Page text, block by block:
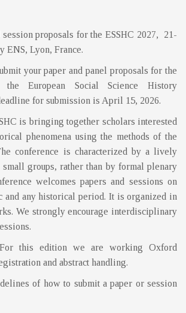
proposals for the ESSHC 2027, 21-
ENS, Lyon, France.
your paper and panel proposals for the
European Social Science History
for submission is April 15, 2026.
is bringing together scholars interested
phenomena using the methods of the
conference is characterized by a lively
small groups, rather than by formal plenary
welcomes papers and sessions on
and any historical period. It is organized in
We strongly encourage interdisciplinary
this edition we are working Oxford
and abstract handling.
of how to submit a paper or session